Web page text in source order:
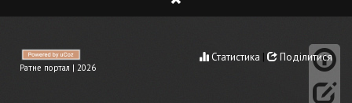
Ратне портал | 2026
Статистика | Поділитися